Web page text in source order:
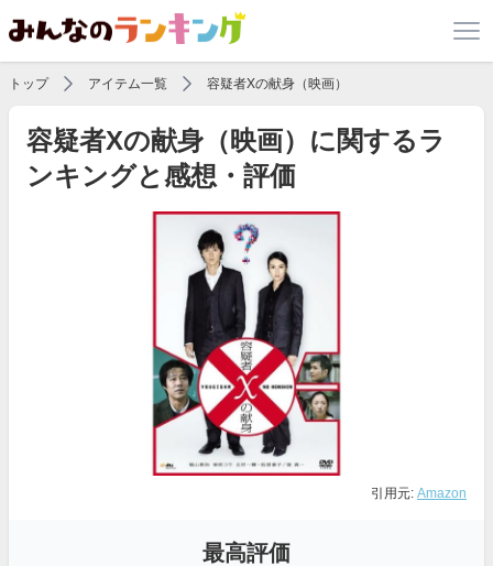
トップ アイテム一覧 容疑者Xの献身（映画）
容疑者Xの献身（映画）に関するラ
ンキングと感想・評価
引用元: Amazon
最高評価